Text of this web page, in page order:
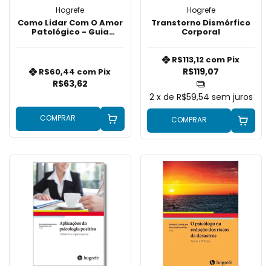
Hogrefe
Como Lidar Com O Amor
Patológico - Guia
R$63,62
R$60,44 com Pix
COMPRAR
Hogrefe
Transtorno Dismórfico
Corporal
R$119,07
R$113,12 com Pix
2 x de R$59,54 sem juros
COMPRAR